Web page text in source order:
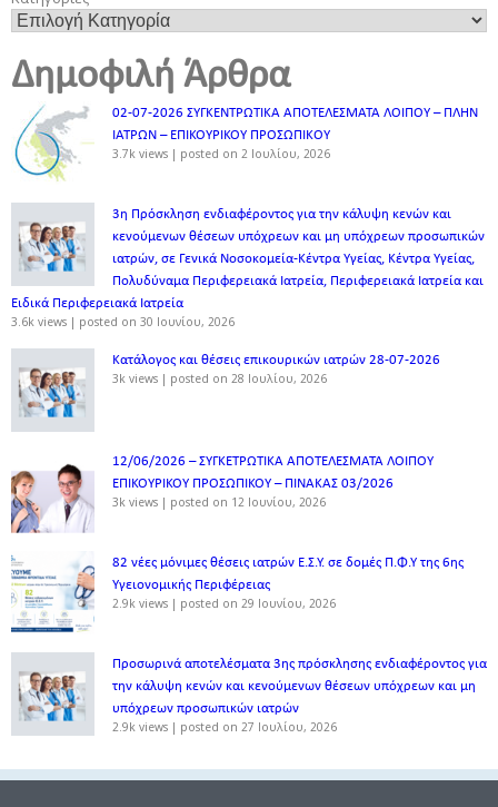
Δημοφιλή Άρθρα
02-07-2026 ΣΥΓΚΕΝΤΡΩΤΙΚΑ ΑΠΟΤΕΛΕΣΜΑΤΑ ΛΟΙΠΟΥ – ΠΛΗΝ
ΙΑΤΡΩΝ – ΕΠΙΚΟΥΡΙΚΟΥ ΠΡΟΣΩΠΙΚOY
3.7k views | posted on 2 Ιουλίου, 2026
3η Πρόσκληση ενδιαφέροντος για την κάλυψη κενών και
κενούμενων θέσεων υπόχρεων και μη υπόχρεων προσωπικών
ιατρών, σε Γενικά Νοσοκομεία-Κέντρα Υγείας, Κέντρα Υγείας,
Πολυδύναμα Περιφερειακά Ιατρεία, Περιφερειακά Ιατρεία και
Ειδικά Περιφερειακά Ιατρεία
3.6k views | posted on 30 Ιουνίου, 2026
Κατάλογος και θέσεις επικουρικών ιατρών 28-07-2026
3k views | posted on 28 Ιουλίου, 2026
12/06/2026 – ΣΥΓΚΕΤΡΩΤΙΚΑ ΑΠΟΤΕΛΕΣΜΑΤΑ ΛΟΙΠΟΥ
ΕΠΙΚΟΥΡΙΚΟΥ ΠΡΟΣΩΠΙΚΟΥ – ΠΙΝΑΚΑΣ 03/2026
3k views | posted on 12 Ιουνίου, 2026
82 νέες μόνιμες θέσεις ιατρών Ε.Σ.Υ. σε δομές Π.Φ.Υ της 6ης
Υγειονομικής Περιφέρειας
2.9k views | posted on 29 Ιουνίου, 2026
Προσωρινά αποτελέσματα 3ης πρόσκλησης ενδιαφέροντος για
την κάλυψη κενών και κενούμενων θέσεων υπόχρεων και μη
υπόχρεων προσωπικών ιατρών
2.9k views | posted on 27 Ιουλίου, 2026